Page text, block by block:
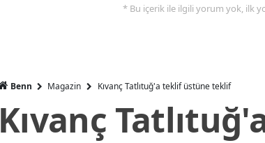
* Bu içerik ile ilgili yorum yok, ilk
Benn Magazin Kıvanç Tatlıtuğ'a teklif üstüne teklif
Kıvanç